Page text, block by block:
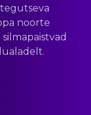
tegutseva
noorte